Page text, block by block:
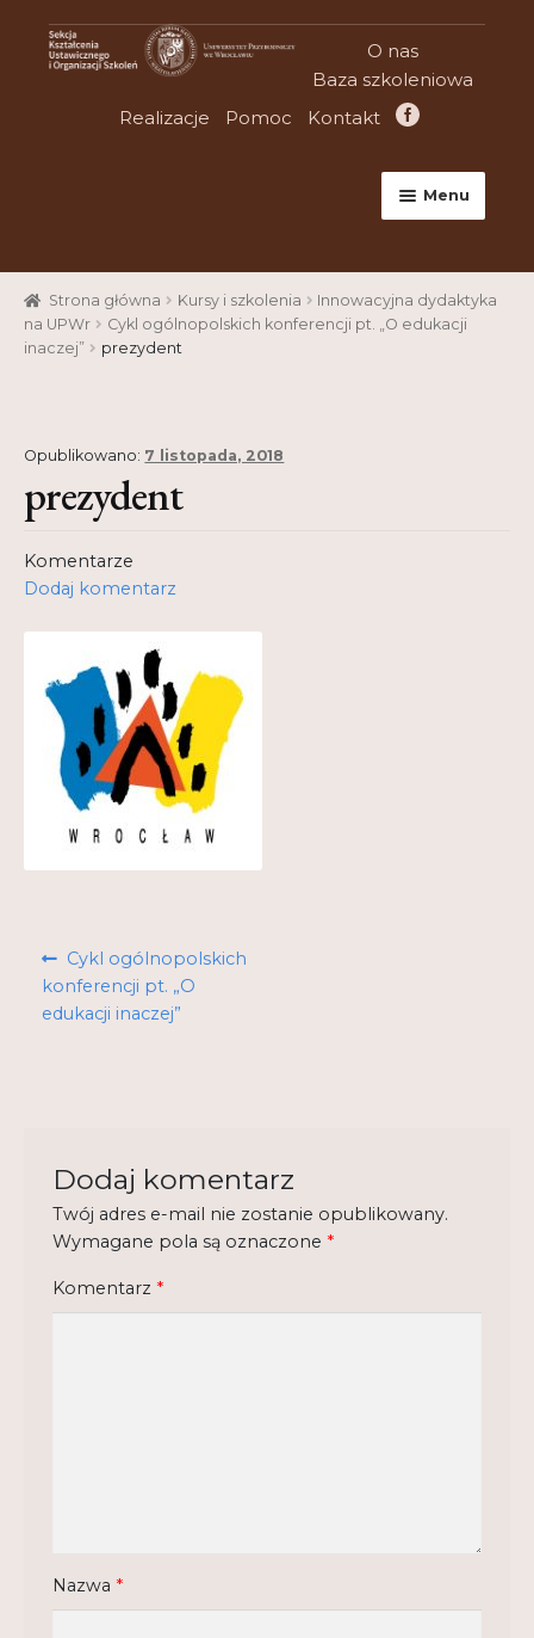
Przejdź
do
Przejdź
do
O nas
Baza szkoleniowa
Realizacje
Pomoc Kontakt
Menu
Strona główna
Aktualności
Konferencje
My Account
Nauka praktyce praktyka nauce
O nas
Polityka Prywatności
Pomoc
Realizacje
Test
Tutor na UPWr
Mistrzowie dydaktyki
Mistrzowie dydaktyki 2
Strona główna Kursy i szkolenia
Innowacyjna dydaktyka
na UPWr
Cykl ogólnopolskich konferencji pt. „O edukacji
inaczej”
prezydent
Opublikowano: 7 listopada, 2018
prezydent
Komentarze
Dodaj komentarz
Nawigacja
wpisu
Poprzedni
wpis:
Cykl ogólnopolskich
konferencji pt. „O
edukacji inaczej”
Dodaj komentarz
Twój adres e-mail nie zostanie opublikowany.
Wymagane pola są oznaczone *
Komentarz *
Nazwa *